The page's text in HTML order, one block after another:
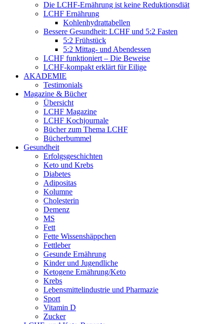
Die LCHF-Ernährung ist keine Reduktionsdiät
LCHF Ernährung
Kohlenhydrattabellen
Bessere Gesundheit: LCHF und 5:2 Fasten
5:2 Frühstück
5:2 Mittag- und Abendessen
LCHF funktioniert – Die Beweise
LCHF-kompakt erklärt für Eilige
AKADEMIE
Testimonials
Magazine & Bücher
Übersicht
LCHF Magazine
LCHF Kochjournale
Bücher zum Thema LCHF
Bücherbummel
Gesundheit
Erfolgsgeschichten
Keto und Krebs
Diabetes
Adipositas
Kolumne
Cholesterin
Demenz
MS
Fett
Fette Wissenshäppchen
Fettleber
Gesunde Ernährung
Kinder und Jugendliche
Ketogene Ernährung/Keto
Krebs
Lebensmittelindustrie und Pharmazie
Sport
Vitamin D
Zucker